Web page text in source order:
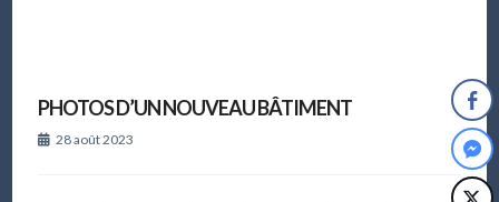
PHOTOS D’UN NOUVEAU BÂTIMENT
28 août 2023